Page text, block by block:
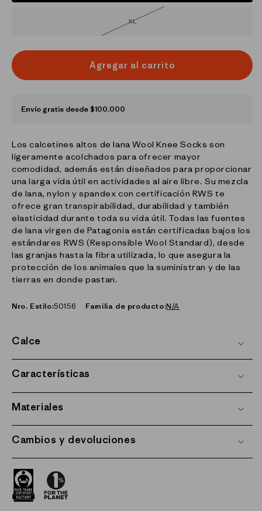
XLVariante
Agregar al carrito
Envío gratis desde $100.000
Los calcetines altos de lana Wool Knee Socks son
ligeramente acolchados para ofrecer mayor
comodidad, además están diseñados para proporcionar
una larga vida útil en actividades al aire libre. Su mezcla
de lana, nylon y spandex con certificación RWS te
ofrece gran transpirabilidad, durabilidad y también
elasticidad durante toda su vida útil. Todas las fuentes
de lana virgen de Patagonia están certificadas bajos los
estándares RWS (Responsible Wool Standard), desde
las granjas hasta la fibra utilizada, lo que asegura la
protección de los animales que la suministran y de las
tierras en donde pastan.
Nro. Estilo:50156 Familia de producto:N/A
Calce
Características
Materiales
Cambios y devoluciones